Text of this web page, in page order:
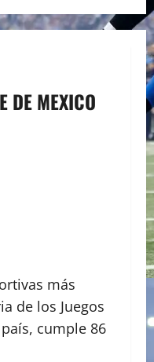
DE MEXICO
más
de los Juegos
cumple 86